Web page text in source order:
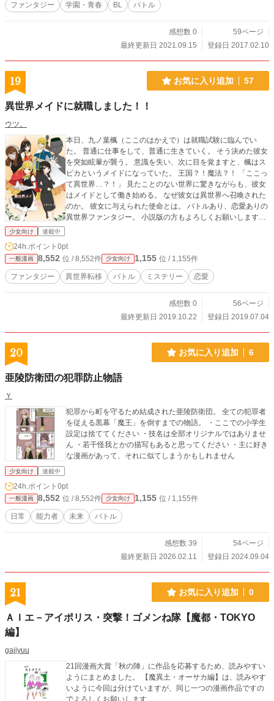
ファンタジー 学園・青春 BL バトル
感想数 0
59ページ
最終更新日 2021.09.15
登録日 2017.02.10
19 お気に入り追加 57
異世界メイドに就職しました！！
ウツ。
本日、九ノ葉楓（ここのはかえで）は就職試験に臨んでい
た。 普通に仕事をして、普通に生きていく。 そう決めた彼女
を突如眩暈が襲う。 意識を失い、次に目を覚ますと、楓はス
ピカというメイドになっていた。 王国？！魔法？！ 「ここっ
て異世界…？！」 見たことのない世界に驚きながらも、彼女
はメイドとして働き始める。 なぜ彼女は異世界へ召喚された
のか。 彼女に与えられた使命とは。 バトルあり、恋愛ありの
異世界ファンタジー。 小説版の方もよろしくお願いします。
少女向け 連載中
24h.ポイント 0pt
一般漫画 8,552 位 / 8,552件 少女向け 1,155 位 / 1,155件
ファンタジー 異世界転移 バトル ミステリー 恋愛
感想数 0
56ページ
最終更新日 2019.10.22
登録日 2019.07.04
20 お気に入り追加 6
亜陵防衛団の犯罪防止物語
Ｙ
犯罪から町を守るため結成された亜陵防衛団。 全ての犯罪者
を従える黒幕「魔王」を倒すまでの物語。 ・ここでの小学生
設定は捨ててください ・技名は全部オリジナルではありませ
ん ・若干怪我とかの描写もあると思ってください ・主に好き
な漫画があって、それに似てしまうかもしれません
少女向け 連載中
24h.ポイント 0pt
一般漫画 8,552 位 / 8,552件 少女向け 1,155 位 / 1,155件
日常 能力者 未来 バトル
感想数 39
54ページ
最終更新日 2026.02.11
登録日 2024.09.04
21 お気に入り追加 0
ＡＩエ－アイポリス・突撃！ゴメンね隊【魔都・TOKYO
編】
gajiyuu
21回漫画大賞「秋の陣」に作品を応募するため、読みやすい
ようにまとめました。 【魔異土・オーサカ編】は、読みやす
いように今回は分けていますが、同じ一つの漫画作品ですの
でよろしくお願いします。